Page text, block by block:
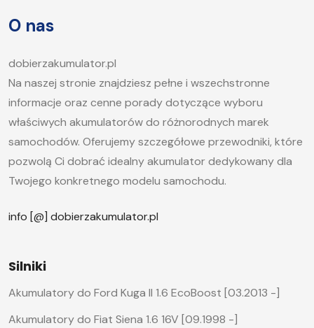
jak długo ładować akumulator samochodowy i
O nas
dobierzakumulator.pl
Na naszej stronie znajdziesz pełne i wszechstronne
informacje oraz cenne porady dotyczące wyboru
właściwych akumulatorów do różnorodnych marek
samochodów. Oferujemy szczegółowe przewodniki, które
pozwolą Ci dobrać idealny akumulator dedykowany dla
Twojego konkretnego modelu samochodu.
info [@] dobierzakumulator.pl
Silniki
Akumulatory do Ford Kuga II 1.6 EcoBoost [03.2013 -]
Akumulatory do Fiat Siena 1.6 16V [09.1998 -]